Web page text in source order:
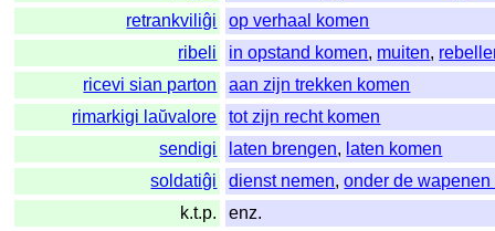
retrankviliĝi
op verhaal komen
ribeli
in opstand komen, muiten,
ricevi sian parton
aan zijn trekken komen
rimarkigi laŭvalore
tot zijn recht komen
sendigi
laten brengen, laten komen
soldatiĝi
dienst nemen,onder de wapenen
k.t.p.
enz.